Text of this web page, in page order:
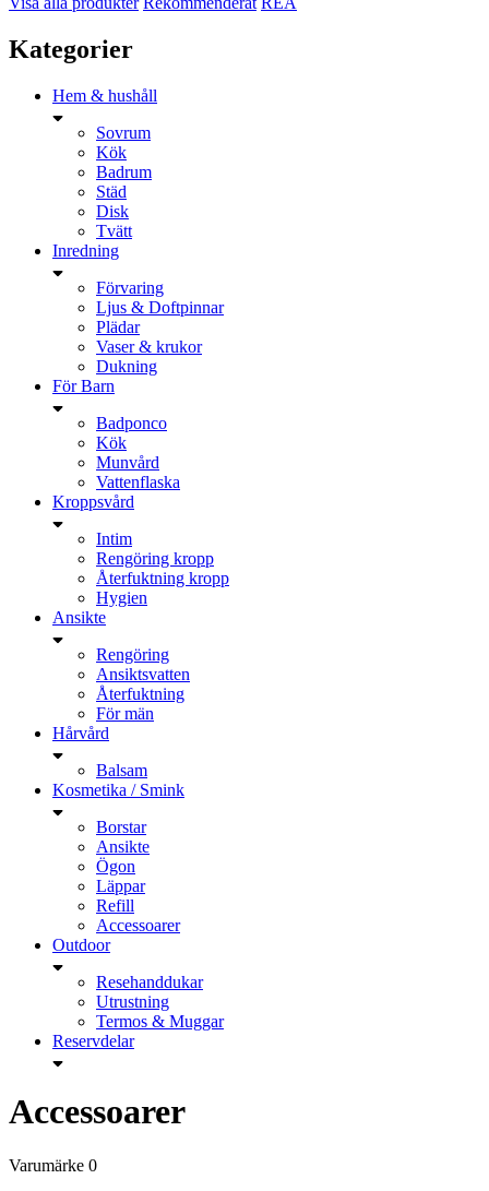
Kategorier
Hem & hushåll
Sovrum
Kök
Badrum
Städ
Disk
Tvätt
Inredning
Förvaring
Ljus & Doftpinnar
Plädar
Vaser & krukor
Dukning
För Barn
Badponco
Kök
Munvård
Vattenflaska
Kroppsvård
Intim
Rengöring kropp
Återfuktning kropp
Hygien
Ansikte
Rengöring
Ansiktsvatten
Återfuktning
För män
Hårvård
Balsam
Kosmetika / Smink
Borstar
Ansikte
Ögon
Läppar
Refill
Accessoarer
Outdoor
Resehanddukar
Utrustning
Termos & Muggar
Reservdelar
Accessoarer
Varumärke 0